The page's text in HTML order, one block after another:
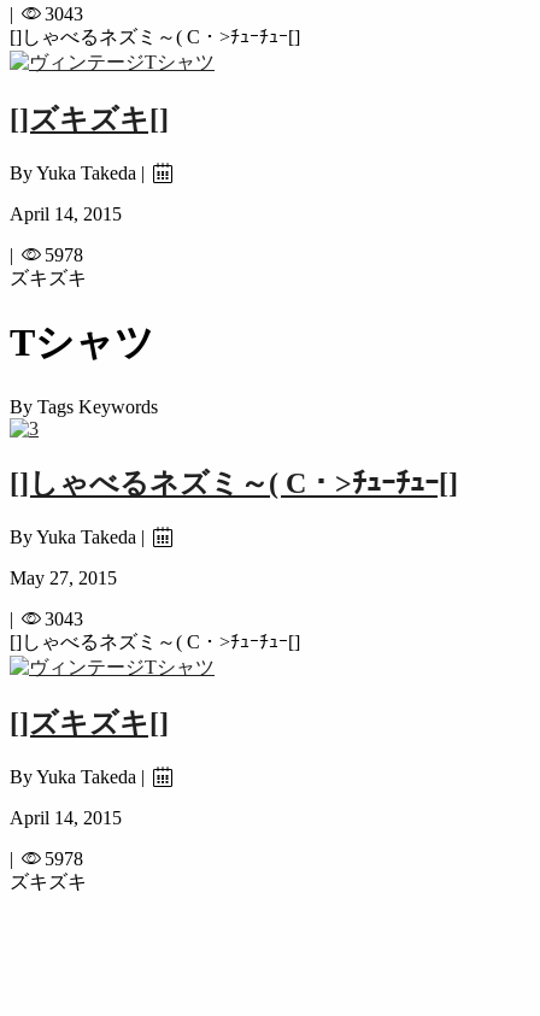
|
3043
[]しゃべるネズミ～( C・>ﾁｭｰﾁｭｰ[]
[]ズキズキ[]
By Yuka Takeda |
April 14, 2015
|
5978
ズキズキ
Tシャツ
By Tags Keywords
[]しゃべるネズミ～( C・>ﾁｭｰﾁｭｰ[]
By Yuka Takeda |
May 27, 2015
|
3043
[]しゃべるネズミ～( C・>ﾁｭｰﾁｭｰ[]
[]ズキズキ[]
By Yuka Takeda |
April 14, 2015
|
5978
ズキズキ